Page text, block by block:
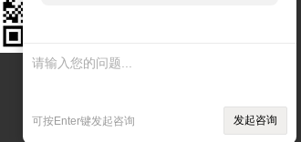
可按Enter键发起咨询 发起咨询